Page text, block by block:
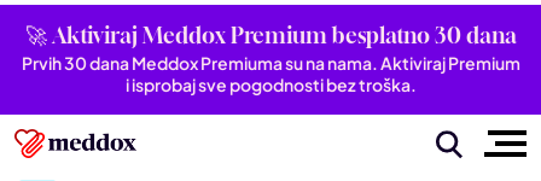
🚀 Aktiviraj Meddox Premium besplatno 30 dana
Prvih 30 dana Meddox Premiuma su na nama. Aktiviraj Premium
i isprobaj sve pogodnosti bez troška.